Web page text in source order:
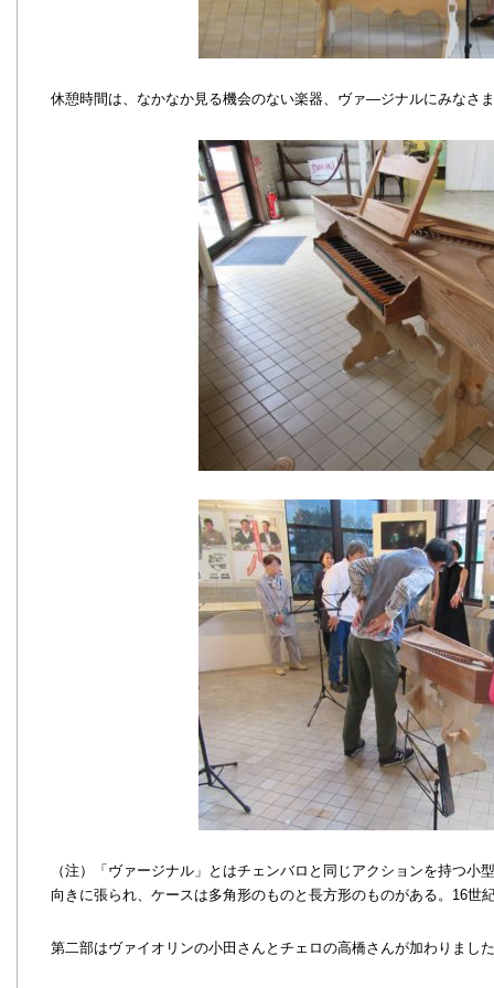
休憩時間は、なかなか見る機会のない楽器、ヴァ―ジナルにみなさ
（注）「ヴァージナル」とはチェンバロと同じアクションを持つ
向きに張られ、ケースは多角形のものと長方形のものがある。16世
第二部はヴァイオリンの小田さんとチェロの高橋さんが加わりまし